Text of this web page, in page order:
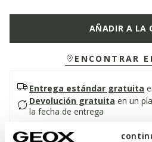
AÑADIR A LA
ENCONTRAR
Entrega estándar gratuita
Devolución gratuita en un
la fecha de entrega